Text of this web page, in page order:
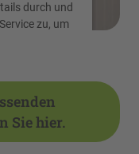
durch und
zu, um
Sie hier.